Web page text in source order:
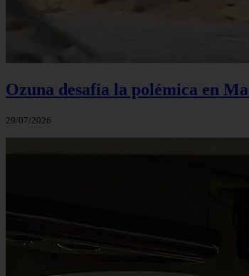
Ozuna desafía la polémica en
29/07/2026